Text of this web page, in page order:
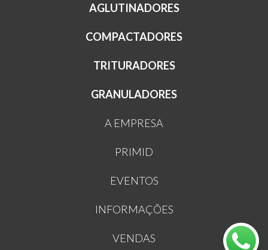
AGLUTINADORES
COMPACTADORES
TRITURADORES
GRANULADORES
A EMPRESA
PRIMID
EVENTOS
INFORMAÇÕES
VENDAS